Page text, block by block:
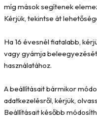
míg mások segítenek
Kérjük, tekintse át
Ha 16 évesnél fiatalabb,
vagy gyámja
használatához.
A beállításait bármikor
adatkezelésről, kérjük,
Beállításait később